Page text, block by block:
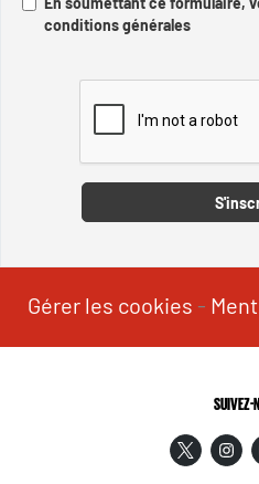
conditions générales
Gérer les cookies -
SUIVEZ-